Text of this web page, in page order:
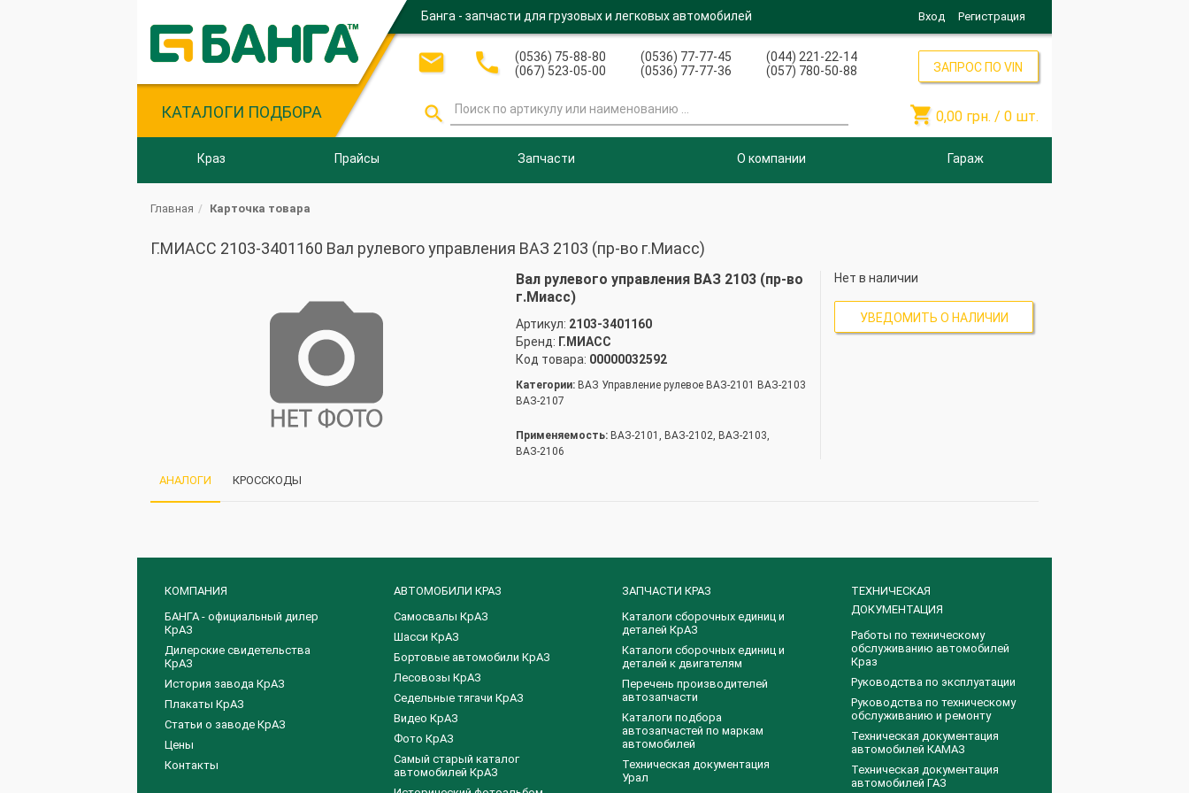
КАТАЛОГИ ПОДБОРА
Банга - запчасти для грузовых и легковых автомобилей Вход Регистрация
 
(0536) 75-88-80
(067) 523-05-00
(0536) 77-77-45
(0536) 77-77-36
(044) 221-22-14
(057) 780-50-88

ЗАПРОС ПО VIN
 0,00 грн. / 0 шт.
Краз Прайсы Запчасти О компании Гараж
Главная Карточка товара
Г.МИАСС 2103-3401160 Вал рулевого управления ВАЗ 2103 (пр-во г.Миасс)
Вал рулевого управления ВАЗ 2103 (пр-во
г.Миасс)
Артикул: 2103-3401160
Бренд: Г.МИАСС
Код товара: 00000032592
Категории: ВАЗ Управление рулевое ВАЗ-2101 ВАЗ-2103
ВАЗ-2107
Применяемость: ВАЗ-2101, ВАЗ-2102, ВАЗ-2103,
ВАЗ-2106
Нет в наличии
УВЕДОМИТЬ О НАЛИЧИИ
АНАЛОГИ КРОССКОДЫ
КОМПАНИЯ
БАНГА - официальный дилер
КрАЗ
Дилерские свидетельства
КрАЗ
История завода КрАЗ
Плакаты КрАЗ
Статьи о заводе КрАЗ
Цены
Контакты
АВТОМОБИЛИ КРАЗ
Самосвалы КрАЗ
Шасси КрАЗ
Бортовые автомобили КрАЗ
Лесовозы КрАЗ
Седельные тягачи КрАЗ
Видео КрАЗ
Фото КрАЗ
Самый старый каталог
автомобилей КрАЗ
ЗАПЧАСТИ КРАЗ
Каталоги сборочных единиц и
деталей КрАЗ
​Каталоги сборочных единиц и
деталей к двигателям
Перечень производителей
автозапчасти
Каталоги подбора
автозапчастей по маркам
автомобилей
Техническая документация
Урал
ТЕХНИЧЕСКАЯ
ДОКУМЕНТАЦИЯ
Работы по техническому
обслуживанию автомобилей
Краз
Руководства по эксплуатации
Руководства по техническому
обслуживанию и ремонту
Техническая документация
автомобилей КАМАЗ
Техническая документация
автомобилей ГАЗ